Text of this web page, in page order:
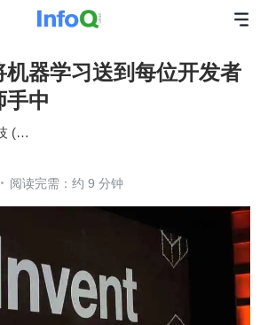
器学习送到每位开发者
中
亚马逊云科技 (Amazon Web Services）
阅读完需：约 9 分钟